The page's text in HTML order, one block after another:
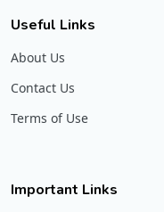
Useful Links
About Us
Contact Us
Terms of Use
Important Links